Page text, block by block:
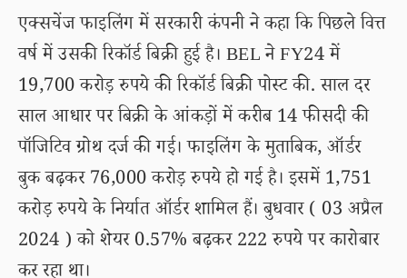
एक्सचेंज फाइलिंग में सरकारी कंपनी ने कहा कि पिछले वित्त
वर्ष में उसकी रिकॉर्ड बिक्री हुई है। BEL ने FY24 में
19,700 करोड़ रुपये की रिकॉर्ड बिक्री पोस्ट की. साल दर
साल आधार पर बिक्री के आंकड़ों में करीब 14 फीसदी की
पॉजिटिव ग्रोथ दर्ज की गई। फाइलिंग के मुताबिक, ऑर्डर
बुक बढ़कर 76,000 करोड़ रुपये हो गई है। इसमें 1,751
करोड़ रुपये के निर्यात ऑर्डर शामिल हैं। बुधवार ( 03 अप्रैल
2024 ) को शेयर 0.57% बढ़कर 222 रुपये पर कारोबार